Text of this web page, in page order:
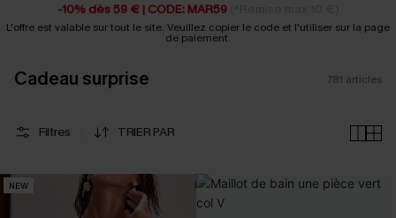
-10% dès 59 € | CODE: MAR59
L'offre est valable sur tout le site. Veuillez copier le code et l'utiliser sur la page
de paiement.
Cadeau surprise 781 articles
Filtres TRIER PAR
NEW